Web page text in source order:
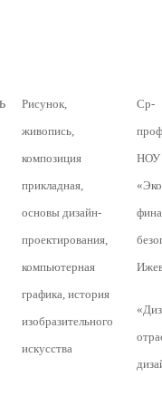
Рисунок,
живопись,
композиция
прикладная,
основы дизайн-
проектирования,
компьютерная
графика, история
изобразительного
искусства
Ср-